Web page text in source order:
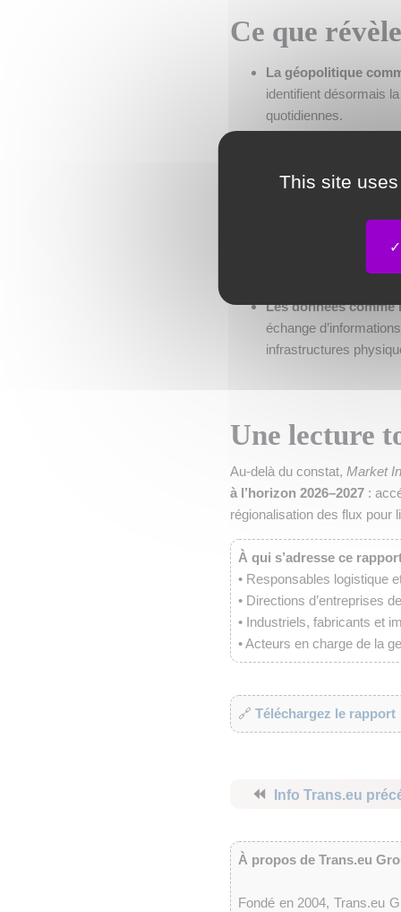
Ce que
La géopolitique
identifient désormais
quotidiennes.
s’imposent comme
ciblés sur des axes
Des nœuds
échanges
domino à l’échelle du
Les données
échange
infrastructures
Une lecture
Au-delà du constat, Market
à l’horizon 2026–2027 :
régionalisation des flux pour
À qui s’adresse ce
• Responsables logistique
• Directions d’entreprises
• Industriels, fabricants et
• Acteurs en charge de la
🔗 Téléchargez le rapport
⏪ Info Trans.eu
À propos de Trans.eu
Fondé en 2004, Trans.eu
This site